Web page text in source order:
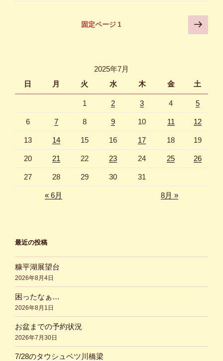
ジ
固定ページ 1
次
の
2025年7月
日
月 火 水 木 金 土
1 2 3 4 5
6 7 8 9 10 11 12
13 14 15 16 17 18 19
20 21 22 23 24 25 26
27 28 29 30 31
« 6月 8月 »
最近の投稿
糠平湖展望台
2026年8月4日
困ったなぁ…
2026年8月1日
お盆までの予約状況
2026年7月30日
7/28のタウシュベツ川橋梁